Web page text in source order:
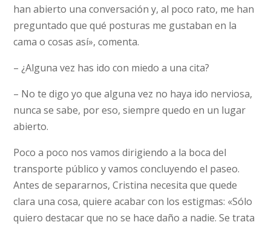
han abierto una conversación y, al poco rato, me han
preguntado que qué posturas me gustaban en la
cama o cosas así», comenta.
– ¿Alguna vez has ido con miedo a una cita?
– No te digo yo que alguna vez no haya ido nerviosa,
nunca se sabe, por eso, siempre quedo en un lugar
abierto.
Poco a poco nos vamos dirigiendo a la boca del
transporte público y vamos concluyendo el paseo.
Antes de separarnos, Cristina necesita que quede
clara una cosa, quiere acabar con los estigmas: «Sólo
quiero destacar que no se hace daño a nadie. Se trata